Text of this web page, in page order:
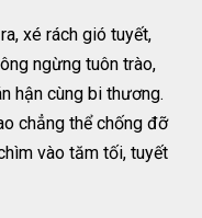
xé rách gió tuyết,
ngừng tuôn trào,
hận cùng bi thương.
chẳng thể chống đỡ
vào tăm tối, tuyết